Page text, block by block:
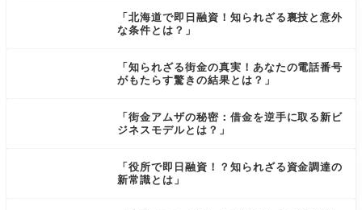
「北海道で即日融資！知られざる裏技と意外
な条件とは？」
「知られざる街金の真実！あなたの電話番号
がもたらす驚きの結果とは？」
「街金アムザの秘密：借金を逆手に取る新ビ
ジネスモデルとは？」
「役所で即日融資！？知られざる資金調達の
新常識とは」